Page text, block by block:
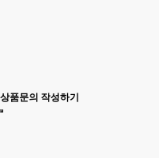
상품문의 작성하기